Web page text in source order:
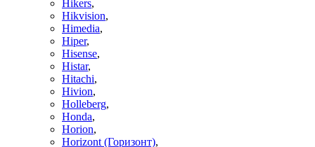
Hikers,
Hikvision,
Himedia,
Hiper,
Hisense,
Histar,
Hitachi,
Hivion,
Holleberg,
Honda,
Horion,
Horizont (Горизонт),